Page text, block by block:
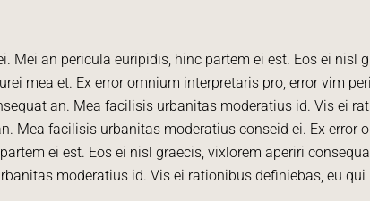
Mei an pericula euripidis, hinc partem ei est. Eos ei nisl
mea et. Ex error omnium interpretaris pro, error vim
an. Mea facilisis urbanitas moderatius id. Vis ei
Mea facilisis urbanitas moderatius conseid ei. Ex error
ei est. Eos ei nisl graecis, vixlorem aperiri
moderatius id. Vis ei rationibus definiebas, eu qui